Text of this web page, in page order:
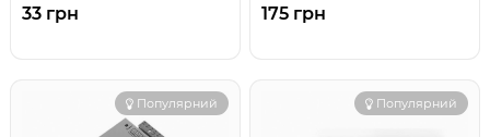
33 грн 175 грн
Популярний Популярний